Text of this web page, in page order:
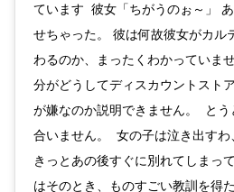
ています 彼女「ちがうのぉ～」
せちゃった。 彼は何故彼女がカル
わるのか、まったくわかっていま
分がどうしてディスカウントスト
が嫌なのか説明できません。 と
合いません。 女の子は泣き出すわ
きっとあの後すぐに別れてしまっ
はそのとき、ものすごい教訓を得